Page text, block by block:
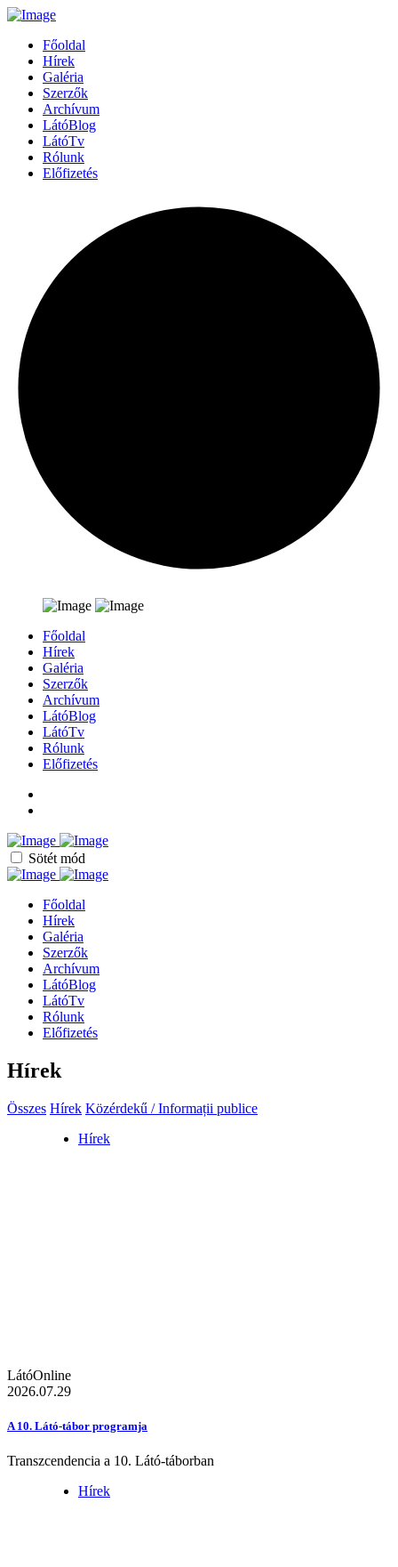
Főoldal
Hírek
Galéria
Szerzők
Archívum
LátóBlog
LátóTv
Rólunk
Előfizetés
Főoldal
Hírek
Galéria
Szerzők
Archívum
LátóBlog
LátóTv
Rólunk
Előfizetés
Sötét mód
Főoldal
Hírek
Galéria
Szerzők
Archívum
LátóBlog
LátóTv
Rólunk
Előfizetés
Hírek
Összes Hírek Közérdekű / Informații publice
Hírek
LátóOnline
2026.07.29
A 10. Látó-tábor programja
Transzcendencia a 10. Látó-táborban
Hírek